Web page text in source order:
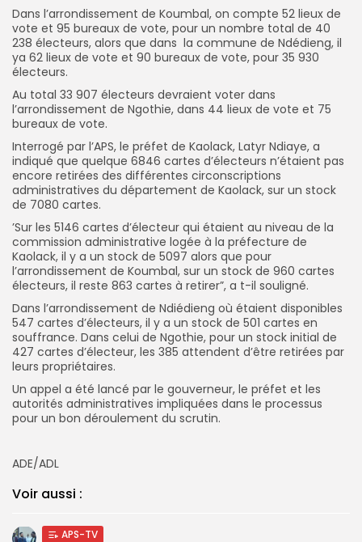
Dans l’arrondissement de Koumbal, on compte 52 lieux de
vote et 95 bureaux de vote, pour un nombre total de 40
238 électeurs, alors que dans la commune de Ndédieng, il
ya 62 lieux de vote et 90 bureaux de vote, pour 35 930
électeurs.
Au total 33 907 électeurs devraient voter dans
l’arrondissement de Ngothie, dans 44 lieux de vote et 75
bureaux de vote.
Interrogé par l’APS, le préfet de Kaolack, Latyr Ndiaye, a
indiqué que quelque 6846 cartes d’électeurs n’étaient pas
encore retirées des différentes circonscriptions
administratives du département de Kaolack, sur un stock
de 7080 cartes.
’Sur les 5146 cartes d’électeur qui étaient au niveau de la
commission administrative logée à la préfecture de
Kaolack, il y a un stock de 5097 alors que pour
l’arrondissement de Koumbal, sur un stock de 960 cartes
électeurs, il reste 863 cartes à retirer”, a t-il souligné.
Dans l’arrondissement de Ndiédieng où étaient disponibles
547 cartes d’électeurs, il y a un stock de 501 cartes en
souffrance. Dans celui de Ngothie, pour un stock initial de
427 cartes d’électeur, les 385 attendent d’être retirées par
leurs propriétaires.
Un appel a été lancé par le gouverneur, le préfet et les
autorités administratives impliquées dans le processus
pour un bon déroulement du scrutin.
ADE/ADL
Voir aussi :
APS-TV